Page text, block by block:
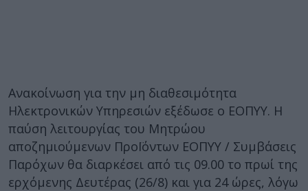
Ανακοίνωση για την μη διαθεσιμότητα
Ηλεκτρονικών Υπηρεσιών εξέδωσε ο ΕΟΠΥΥ. Η
παύση λειτουργίας του Μητρώου
αποζημιούμενων ΠροΪόντων ΕΟΠΥΥ / Συμβάσεις
Παρόχων θα διαρκέσει από τις 09.00 το πρωί της
ερχόμενης Δευτέρας (26/8) και για 24 ώρες, λόγω